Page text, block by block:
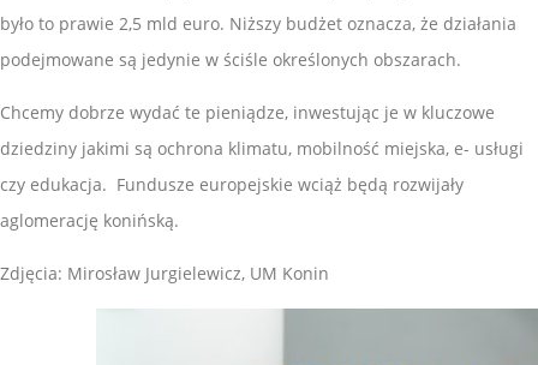
było to prawie 2,5 mld euro. Niższy budżet oznacza, że działania
podejmowane są jedynie w ściśle określonych obszarach.
Chcemy dobrze wydać te pieniądze, inwestując je w kluczowe
dziedziny jakimi są ochrona klimatu, mobilność miejska, e- usługi
czy edukacja. Fundusze europejskie wciąż będą rozwijały
aglomerację konińską.
Zdjęcia: Mirosław Jurgielewicz, UM Konin